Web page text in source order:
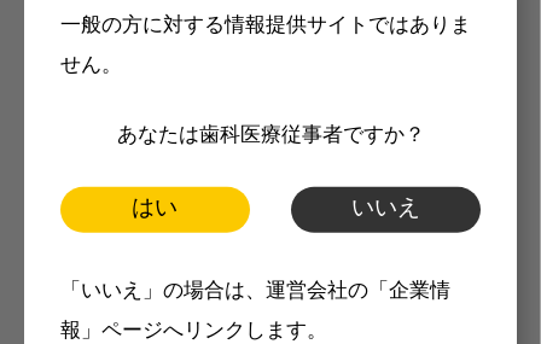
一般の方に対する情報提供サイトではありま
せん。
あなたは歯科医療従事者ですか？
はい いいえ
「いいえ」の場合は、運営会社の「企業情
報」ページへリンクします。
メリット
製品価格も閲覧可能